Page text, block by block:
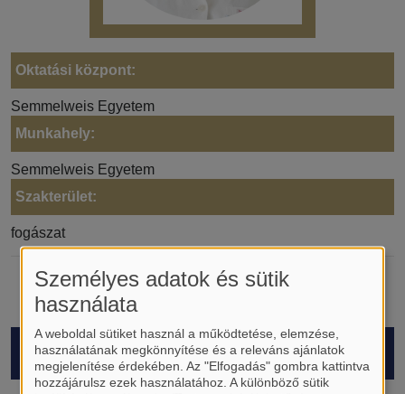
Oktatási központ:
Semmelweis Egyetem
Munkahely:
Semmelweis Egyetem
Szakterület:
fogászat
HALLGATÓK
Személyes adatok és sütik
használata
A weboldal sütiket használ a működtetése, elemzése,
használatának megkönnyítése és a releváns ajánlatok
megjelenítése érdekében. Az "Elfogadás" gombra kattintva
hozzájárulsz ezek használatához. A különböző sütik